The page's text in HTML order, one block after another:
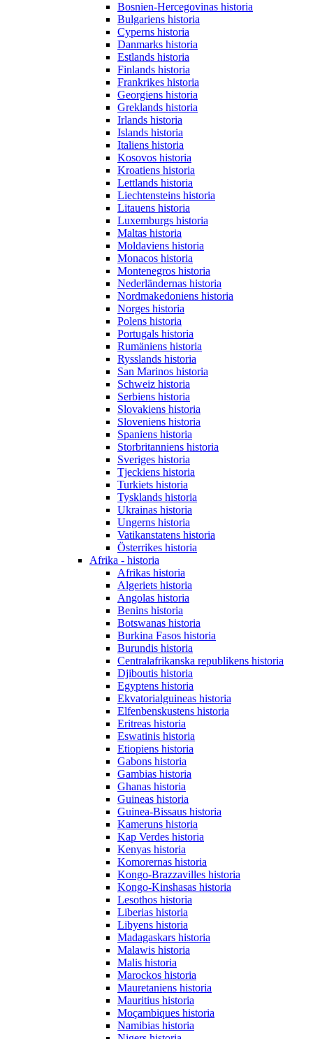
Bosnien-Hercegovinas historia
Bulgariens historia
Cyperns historia
Danmarks historia
Estlands historia
Finlands historia
Frankrikes historia
Georgiens historia
Greklands historia
Irlands historia
Islands historia
Italiens historia
Kosovos historia
Kroatiens historia
Lettlands historia
Liechtensteins historia
Litauens historia
Luxemburgs historia
Maltas historia
Moldaviens historia
Monacos historia
Montenegros historia
Nederländernas historia
Nordmakedoniens historia
Norges historia
Polens historia
Portugals historia
Rumäniens historia
Rysslands historia
San Marinos historia
Schweiz historia
Serbiens historia
Slovakiens historia
Sloveniens historia
Spaniens historia
Storbritanniens historia
Sveriges historia
Tjeckiens historia
Turkiets historia
Tysklands historia
Ukrainas historia
Ungerns historia
Vatikanstatens historia
Österrikes historia
Afrika - historia
Afrikas historia
Algeriets historia
Angolas historia
Benins historia
Botswanas historia
Burkina Fasos historia
Burundis historia
Centralafrikanska republikens historia
Djiboutis historia
Egyptens historia
Ekvatorialguineas historia
Elfenbenskustens historia
Eritreas historia
Eswatinis historia
Etiopiens historia
Gabons historia
Gambias historia
Ghanas historia
Guineas historia
Guinea-Bissaus historia
Kameruns historia
Kap Verdes historia
Kenyas historia
Komorernas historia
Kongo-Brazzavilles historia
Kongo-Kinshasas historia
Lesothos historia
Liberias historia
Libyens historia
Madagaskars historia
Malawis historia
Malis historia
Marockos historia
Mauretaniens historia
Mauritius historia
Moçambiques historia
Namibias historia